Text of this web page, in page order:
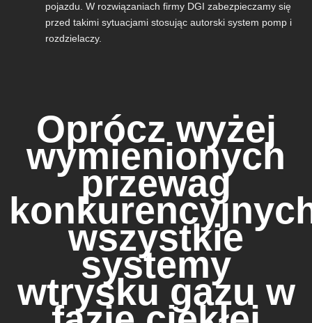
pojazdu. W rozwiązaniach firmy DGI zabezpieczamy się
przed takimi sytuacjami stosując autorski system pomp i
rozdzielaczy.
Oprócz wyżej
wymienionych
przewag
wszystkie
systemy
wtrysku gazu w